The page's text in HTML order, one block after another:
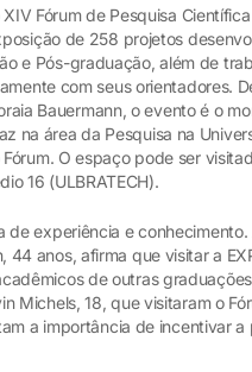
Fórum de Pesquisa
de 258 projetos
e Pós-graduação, além de
com seus orientadores.
Bauermann, o evento é o
na área da Pesquisa na
O espaço pode ser
16 (ULBRATECH).
experiência e conhecimento.
anos, afirma que visitar a
de outras
Michels, 18, que visitaram o
a importância de incentivar